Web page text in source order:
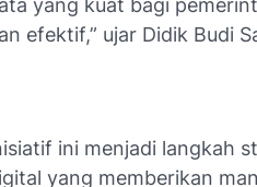
yang kuat bagi
efektif,” ujar Didik Budi
ini menjadi langkah
yang memberikan